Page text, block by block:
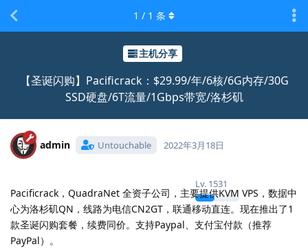
主机分享
【圣诞闪购】Pacificrack：$29.99/年/6核/6G内存/30G
SSD硬盘/6T流量/1Gbps带宽/洛杉矶
1 / 1 条
admin Untouchable
Lv. 1531
2022年3月18日
Pacificrack，QuadraNet 全资子公司，主要提供KVM VPS，数据中
心为洛杉矶QN，线路为电信CN2GT，联通移动直连。现在推出了1
款圣诞闪购套餐，续费同价。支持Paypal、支付宝付款（推荐
PayPal）。